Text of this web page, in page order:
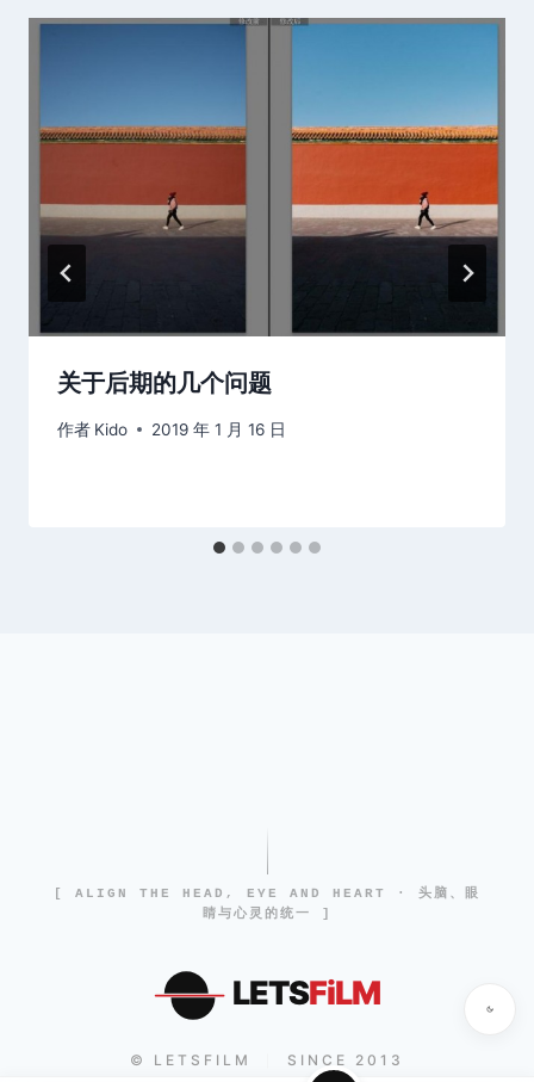
关于后期的几个问题
作者 Kido 2019 年 1 月 16 日
[ ALIGN THE HEAD, EYE AND HEART · 头脑、眼
睛与心灵的统一 ]
LETSFiLM
© LETSFILM SINCE 2013